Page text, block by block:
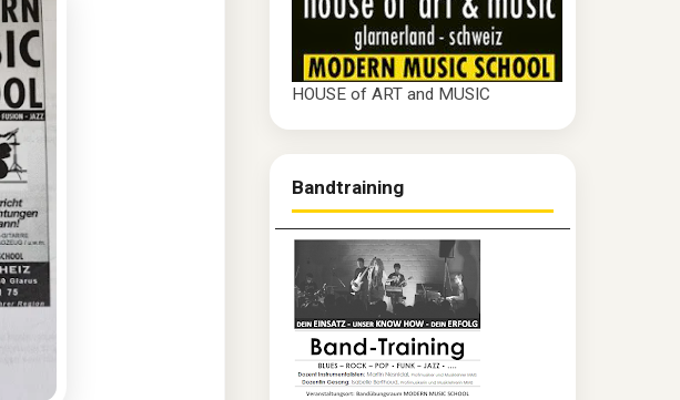
HOUSE of ART and MUSIC
Bandtraining